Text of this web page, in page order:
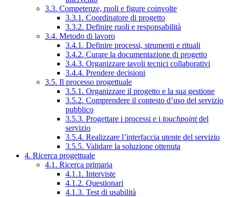
3.3. Competenze, ruoli e figure coinvolte
3.3.1. Coordinatore di progetto
3.3.2. Definire ruoli e responsabilità
3.4. Metodo di lavoro
3.4.1. Definire processi, strumenti e rituali
3.4.2. Curare la documentazione di progetto
3.4.3. Organizzare tavoli tecnici collaborativi
3.4.4. Prendere decisioni
3.5. Il processo progettuale
3.5.1. Organizzare il progetto e la sua gestione
3.5.2. Comprendere il contesto d’uso del servizio
pubblico
3.5.3. Progettare i processi e i touchpointdel
servizio
3.5.4. Realizzare l’interfaccia utente del servizio
3.5.5. Validare la soluzione ottenuta
4. Ricerca progettuale
4.1. Ricerca primaria
4.1.1. Interviste
4.1.2. Questionari
4.1.3. Test di usabilità